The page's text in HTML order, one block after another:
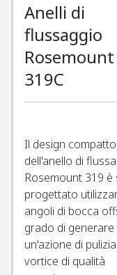
Anelli di
flussaggio
Rosemount
319C​
Il design compatto
dell'anello di
Rosemount 319 è
progettato
angoli di bocca
grado di generare
un'azione di
vortice di qualità